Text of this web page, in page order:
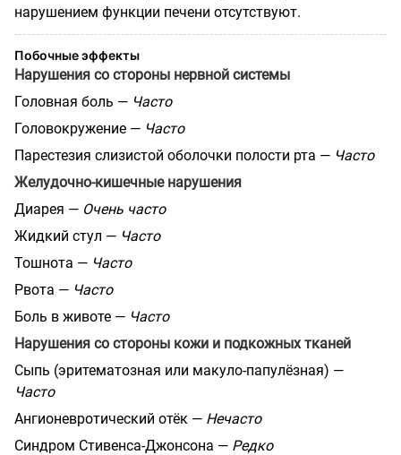
нарушением функции печени отсутствуют.
Побочные эффекты
Нарушения со стороны нервной системы
Головная боль — Часто
Головокружение — Часто
Парестезия слизистой оболочки полости рта — Часто
Желудочно-кишечные нарушения
Диарея — Очень часто
Жидкий стул — Часто
Тошнота — Часто
Рвота — Часто
Боль в животе — Часто
Нарушения со стороны кожи и подкожных тканей
Сыпь (эритематозная или макуло-папулёзная) —
Часто
Ангионевротический отёк — Нечасто
Синдром Стивенса-Джонсона — Редко